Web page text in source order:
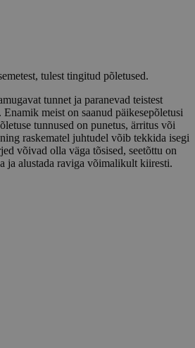
tulest tingitud põletused.
tunnet ja paranevad teistest
meist on saanud päikesepõletusi
tunnused on punetus, ärritus või
raskematel juhtudel võib tekkida isegi
võivad olla väga tõsised, seetõttu on
ja alustada raviga võimalikult kiiresti.